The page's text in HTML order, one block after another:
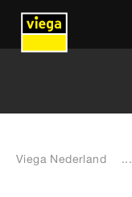
Viega Nederland ...